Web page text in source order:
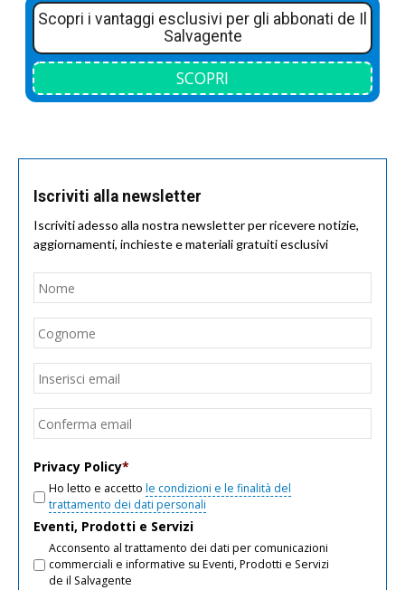
Scopri i vantaggi esclusivi per gli abbonati de Il
Salvagente
SCOPRI
Iscriviti alla newsletter
Iscriviti adesso alla nostra newsletter per ricevere notizie,
aggiornamenti, inchieste e materiali gratuiti esclusivi
Nome
Email
Privacy Policy*
Ho letto e accetto le condizioni e le finalità del
trattamento dei dati personali
Eventi, Prodotti e Servizi
Acconsento al trattamento dei dati per comunicazioni
commerciali e informative su Eventi, Prodotti e Servizi
de il Salvagente